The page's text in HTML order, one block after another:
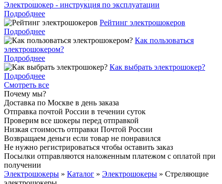
Электрошокер - инструкция по эксплуатации
Подробднее
Рейтинг электрошокеров
Подробднее
Как пользоваться
электрошокером?
Подробднее
Как выбрать электрошокер?
Подробднее
Смотреть все
Почему мы?
Доставка по Москве в день заказа
Отправка почтой России в течении суток
Проверим все шокеры перед отправкой
Низкая стоимость отправки Почтой России
Возвращаем деньги если товар не понравился
Не нужно регистрироваться чтобы оставить заказ
Посылки отправляются наложенным платежом с оплатой при
получении
Электрошокеры » Каталог » Электрошокеры » Стреляющие